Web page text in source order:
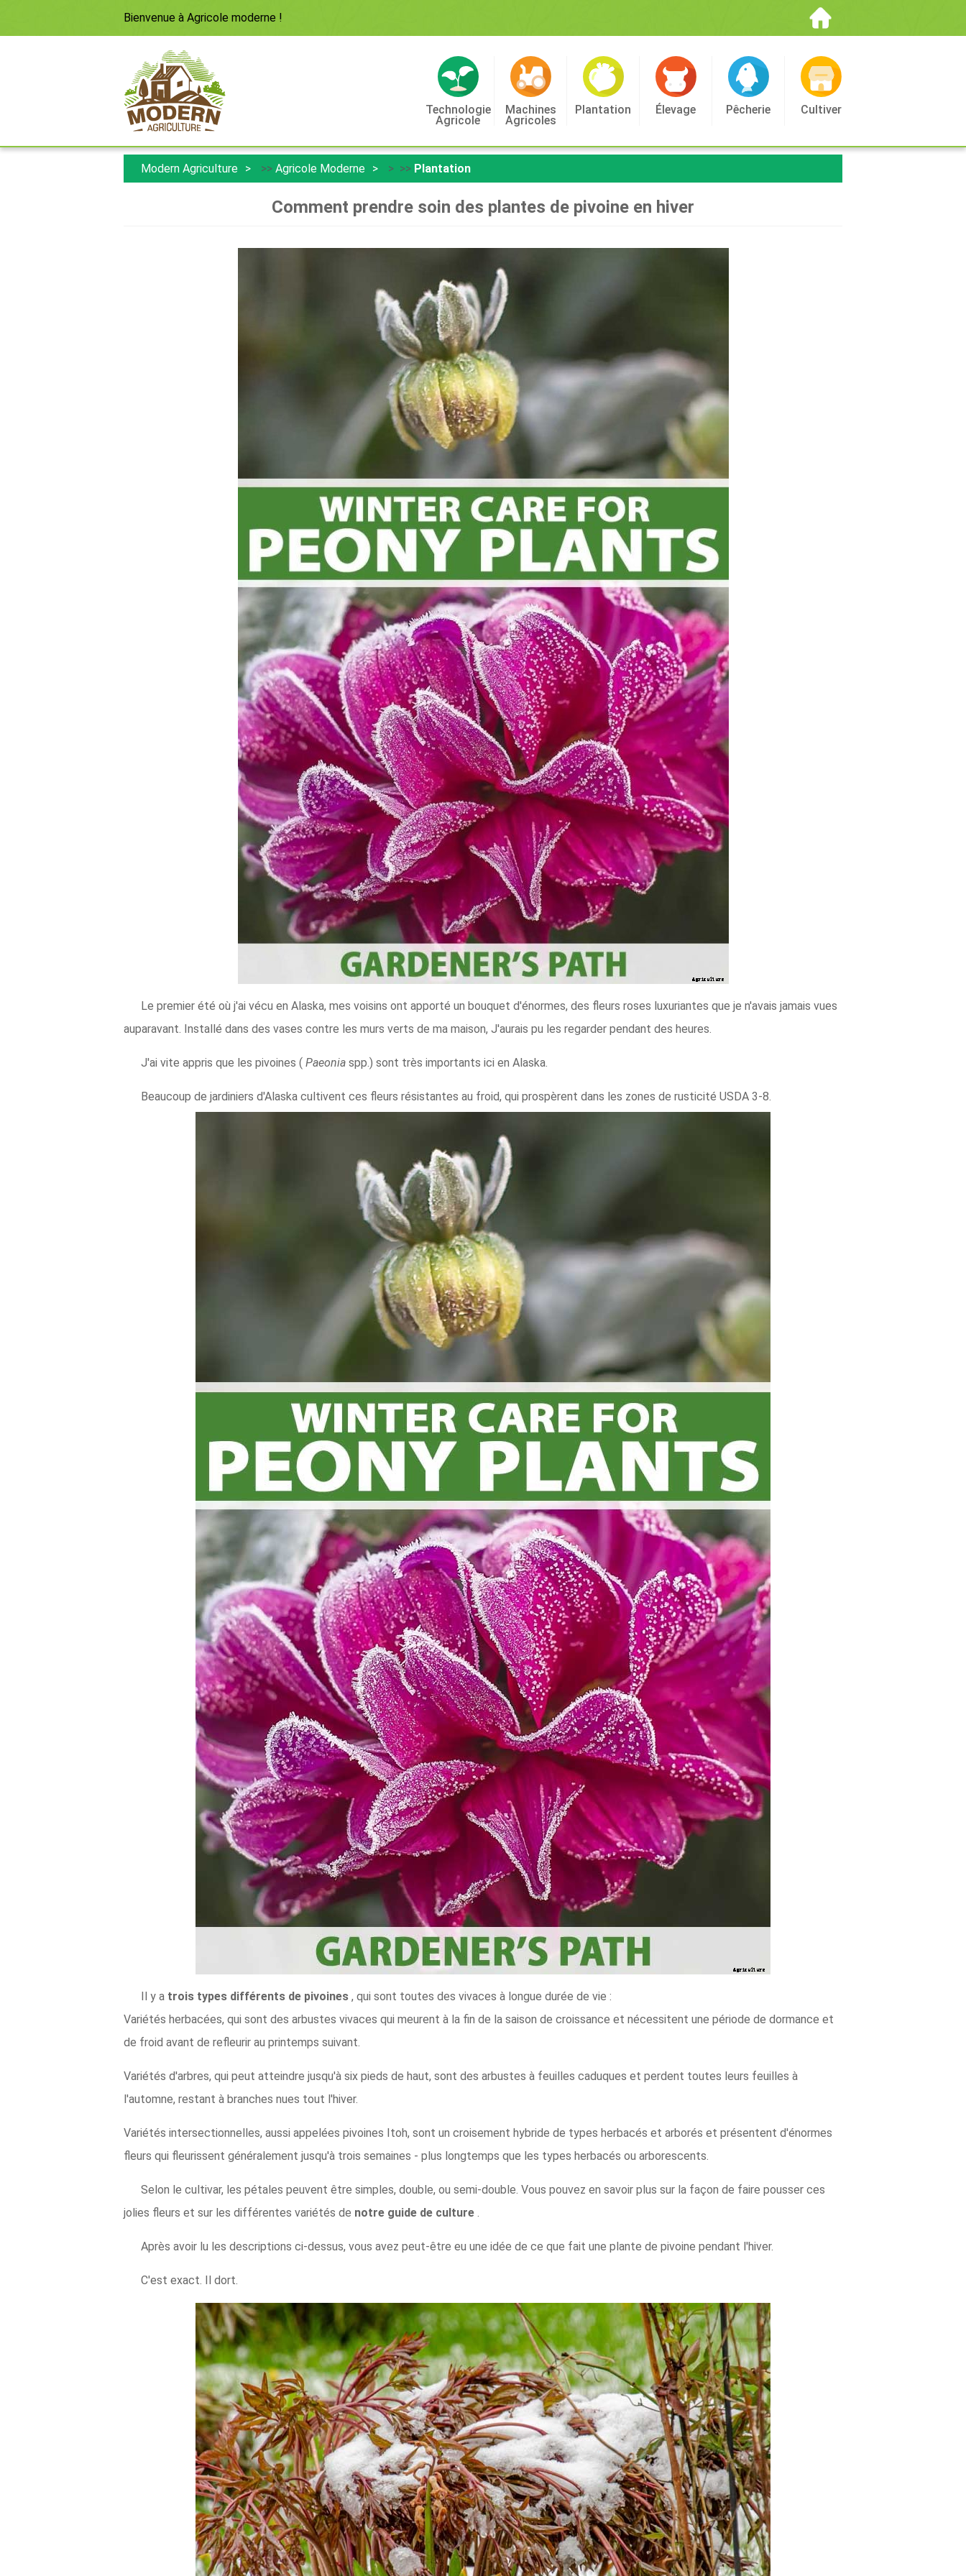
Bienvenue à Agricole moderne !
Technologie
Agricole
Machines
Agricoles
Plantation Élevage Pêcherie Cultiver
Modern Agriculture >> Agricole Moderne > >> Plantation
Comment prendre soin des plantes de pivoine en hiver
Le premier été où j'ai vécu en Alaska, mes voisins ont apporté un bouquet d'énormes, des fleurs roses luxuriantes que je n'avais jamais vues
auparavant. Installé dans des vases contre les murs verts de ma maison, J'aurais pu les regarder pendant des heures.
J'ai vite appris que les pivoines ( Paeonia spp.) sont très importants ici en Alaska.
Beaucoup de jardiniers d'Alaska cultivent ces fleurs résistantes au froid, qui prospèrent dans les zones de rusticité USDA 3-8.
Il y a trois types différents de pivoines , qui sont toutes des vivaces à longue durée de vie :
Variétés herbacées, qui sont des arbustes vivaces qui meurent à la fin de la saison de croissance et nécessitent une période de dormance et
de froid avant de refleurir au printemps suivant.
Variétés d'arbres, qui peut atteindre jusqu'à six pieds de haut, sont des arbustes à feuilles caduques et perdent toutes leurs feuilles à
l'automne, restant à branches nues tout l'hiver.
Variétés intersectionnelles, aussi appelées pivoines Itoh, sont un croisement hybride de types herbacés et arborés et présentent d'énormes
fleurs qui fleurissent généralement jusqu'à trois semaines - plus longtemps que les types herbacés ou arborescents.
Selon le cultivar, les pétales peuvent être simples, double, ou semi-double. Vous pouvez en savoir plus sur la façon de faire pousser ces
jolies fleurs et sur les différentes variétés de notre guide de culture .
Après avoir lu les descriptions ci-dessus, vous avez peut-être eu une idée de ce que fait une plante de pivoine pendant l'hiver.
C'est exact. Il dort.